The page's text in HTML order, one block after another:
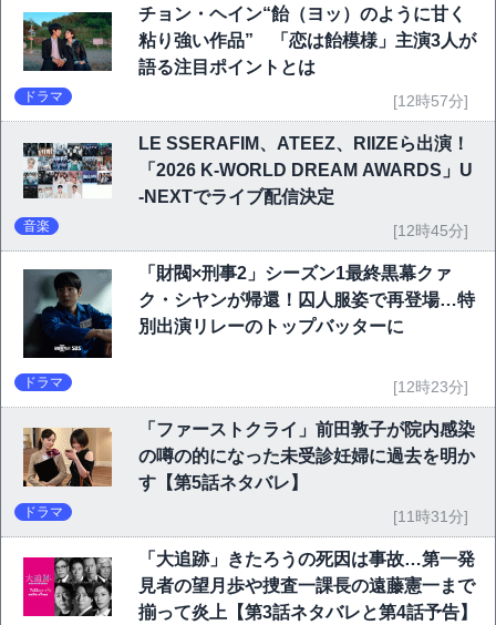
チョン・ヘイン“飴（ヨッ）のように甘く
粘り強い作品” 「恋は飴模様」主演3人が
語る注目ポイントとは
ドラマ [12時57分]
LE SSERAFIM、ATEEZ、RIIZEら出演！
「2026 K-WORLD DREAM AWARDS」U
-NEXTでライブ配信決定
音楽 [12時45分]
「財閥×刑事2」シーズン1最終黒幕クァ
ク・シヤンが帰還！囚人服姿で再登場…特
別出演リレーのトップバッターに
ドラマ [12時23分]
「ファーストクライ」前田敦子が院内感染
の噂の的になった未受診妊婦に過去を明か
す【第5話ネタバレ】
ドラマ [11時31分]
「大追跡」きたろうの死因は事故…第一発
見者の望月歩や捜査一課長の遠藤憲一まで
揃って炎上【第3話ネタバレと第4話予告】